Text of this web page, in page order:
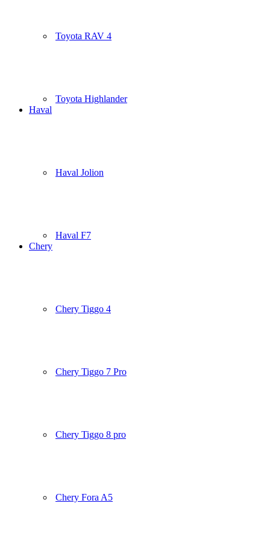
Toyota RAV 4
Toyota Highlander
Haval
Haval Jolion
Haval F7
Chery
Chery Tiggo 4
Chery Tiggo 7 Pro
Chery Tiggo 8 pro
Chery Fora A5